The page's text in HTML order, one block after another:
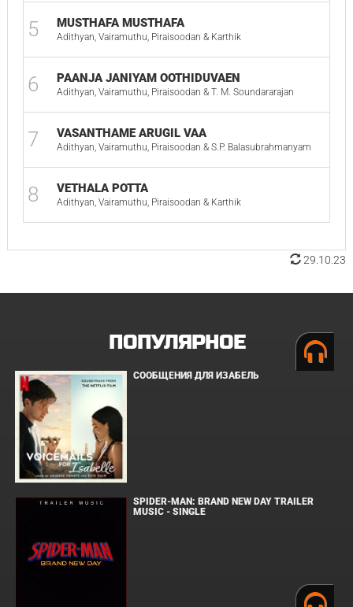
5 MUSTHAFA MUSTHAFA
Adithyan, Vairamuthu, Piraisoodan & Karthik
6 PAANJA JANIYAM OOTHIDUVAEN
Adithyan, Vairamuthu, Piraisoodan & T. M. Soundararajan
7 VASANTHAME ARUGIL VAA
Adithyan, Vairamuthu, Piraisoodan & S.P. Balasubrahmanyam
8 VETHALA POTTA
Adithyan, Vairamuthu, Piraisoodan & Karthik
29.10.23
ПОПУЛЯРНОЕ
СООБЩЕНИЯ ДЛЯ ИЗАБЕЛЬ
SPIDER-MAN: BRAND NEW DAY TRAILER
MUSIC - SINGLE